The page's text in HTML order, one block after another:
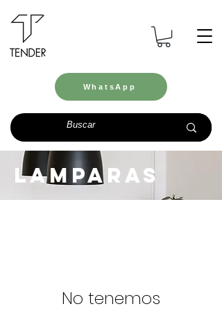
WhatsApp
LAMPARAS
No tenemos